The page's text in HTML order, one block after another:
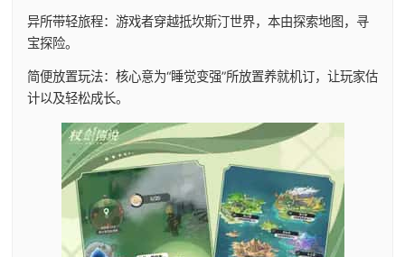
异所带轻旅程：游戏者穿越抵坎斯汀世界，本由探索地图，寻
宝探险。
简便放置玩法：核心意为“睡觉变强”所放置养就机订，让玩家估
计以及轻松成长。